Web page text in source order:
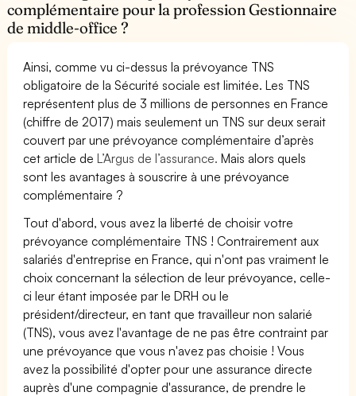
complémentaire pour la profession Gestionnaire
de middle-office ?
Ainsi, comme vu ci-dessus la prévoyance TNS
obligatoire de la Sécurité sociale est limitée. Les TNS
représentent plus de 3 millions de personnes en France
(chiffre de 2017) mais seulement un TNS sur deux serait
couvert par une prévoyance complémentaire d’après
cet article deL’Argus de l’assurance. Mais alors quels
sont les avantages à souscrire à une prévoyance
complémentaire ?
Tout d'abord, vous avez la liberté de choisir votre
prévoyance complémentaire TNS ! Contrairement aux
salariés d'entreprise en France, qui n'ont pas vraiment le
choix concernant la sélection de leur prévoyance, celle-
ci leur étant imposée par le DRH ou le
président/directeur, en tant que travailleur non salarié
(TNS), vous avez l'avantage de ne pas être contraint par
une prévoyance que vous n'avez pas choisie ! Vous
avez la possibilité d'opter pour une assurance directe
auprès d'une compagnie d'assurance, de prendre le